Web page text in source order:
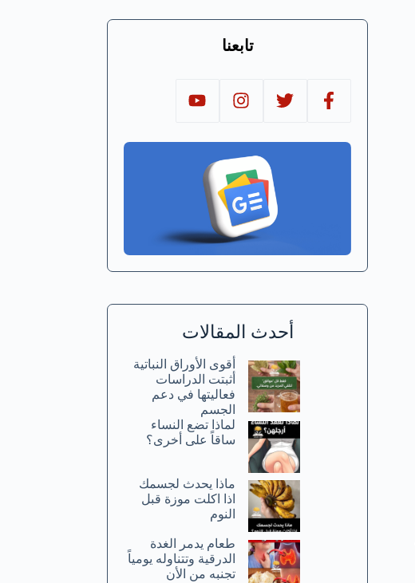
تابعنا
أحدث المقالات
أقوى الأوراق النباتية
أثبتت الدراسات
فعاليتها في دعم
الجسم
لماذا تضع النساء
ساقاً على أخرى؟
ماذا يحدث لجسمك
اذا اكلت موزة قبل
النوم
طعام يدمر الغدة
الدرقية وتتناوله يومياً
تجنبه من الأن